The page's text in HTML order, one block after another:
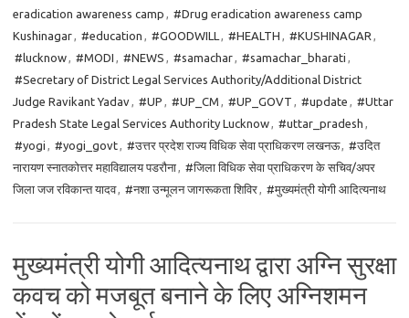
eradication awareness camp , #Drug eradication awareness camp
Kushinagar, #education , #GOODWILL , #HEALTH , #KUSHINAGAR ,
#lucknow, #MODI , #NEWS , #samachar, #samachar_bharati ,
#Secretary of District Legal Services Authority/Additional District
Judge Ravikant Yadav, #UP , #UP_CM , #UP_GOVT , #update , #Uttar
Pradesh State Legal Services Authority Lucknow, #uttar_pradesh ,
#yogi , #yogi_govt, #उत्तर प्रदेश राज्य विधिक सेवा प्राधिकरण लखनऊ, #उदित
नारायण स्नातकोत्तर महाविद्यालय पडरौना, #जिला विधिक सेवा प्राधिकरण के सचिव/अपर
जिला जज रविकान्त यादव, #नशा उन्मूलन जागरूकता शिविर, #मुख्यमंत्री योगी आदित्यनाथ
मुख्यमंत्री योगी आदित्यनाथ द्वारा अग्नि सुरक्षा
कवच को मजबूत बनाने के लिए अग्निशमन